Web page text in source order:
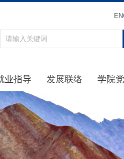
业指导
重点引导
通知公告
生涯规划
招聘信息
发展联络
最新消息
校友分会
校友返校
校友名录
学院